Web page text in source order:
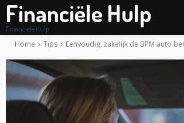
Financiële Hulp
Financiële Hulp
Home Tips Eenvoudig, zakelijk de BPM auto